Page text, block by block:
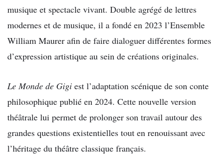
musique et spectacle vivant. Double agrégé de lettres
modernes et de musique, il a fondé en 2023 l’Ensemble
William Maurer afin de faire dialoguer différentes formes
d’expression artistique au sein de créations originales.
Le Monde de Gigi est l’adaptation scénique de son conte
philosophique publié en 2024. Cette nouvelle version
théâtrale lui permet de prolonger son travail autour des
grandes questions existentielles tout en renouissant avec
l’héritage du théâtre classique français.